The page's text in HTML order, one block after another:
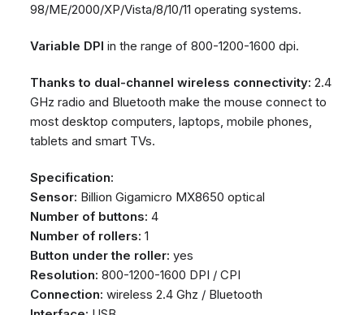
98/ME/2000/XP/Vista/8/10/11 operating systems.
Variable DPI in the range of 800-1200-1600 dpi.
Thanks to dual-channel wireless connectivity: 2.4
GHz radio and Bluetooth make the mouse connect to
most desktop computers, laptops, mobile phones,
tablets and smart TVs.
Specification:
Sensor: Billion Gigamicro MX8650 optical
Number of buttons: 4
Number of rollers: 1
Button under the roller: yes
Resolution: 800-1200-1600 DPI / CPI
Connection: wireless 2.4 Ghz / Bluetooth